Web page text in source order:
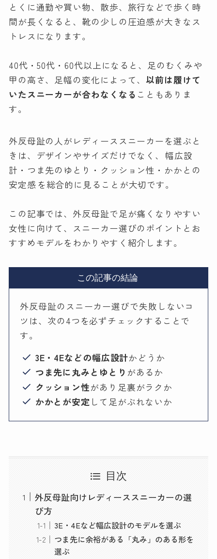
とくに通勤や買い物、散歩、旅行などで歩く時
間が長くなると、靴の少しの圧迫感が大きなス
トレスになります。
40代・50代・60代以上になると、足のむくみや
甲の高さ、足幅の変化によって、以前は履けて
いたスニーカーが合わなくなる こともありま
す。
外反母趾の人がレディーススニーカーを選ぶと
きは、デザインやサイズだけでなく、
幅広設
計・つま先のゆとり・クッション性・かかとの
安定感を総合的に見ることが大切です。
この記事では、外反母趾で足が痛くなりやすい
女性に向けて、スニーカー選びのポイントとお
すすめモデルをわかりやすく紹介します。
この記事の結論
外反母趾のスニーカー選びで失敗しないコ
ツは、次の4つを必ずチェックすることで
す。
3E・4Eなどの幅広設計かどうか
つま先に丸みとゆとり があるか
クッション性があり足裏がラクか
かかとが安定 して足がぶれないか
目次
外反母趾向けレディーススニーカーの選
び方
3E・4Eなど幅広設計のモデルを選ぶ
つま先に余裕がある「丸み」のある形を
選ぶ